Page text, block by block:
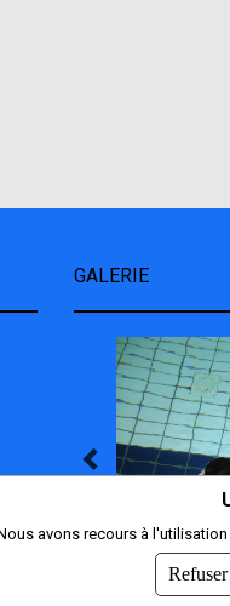
GALERIE
avons recours à
Refuser